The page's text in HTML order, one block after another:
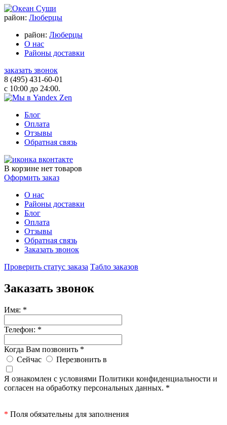
район: Люберцы
район: Люберцы
О нас
Районы доставки
заказать звонок
8 (495) 431-60-01
с 10:00 до 24:00.
Блог
Оплата
Отзывы
Обратная связь
В корзине нет товаров
Оформить заказ
О нас
Районы доставки
Блог
Оплата
Отзывы
Обратная связь
Заказать звонок
Проверить статус заказа Табло заказов
Заказать звонок
Имя: *
Телефон: *
Когда Вам позвонить *
Сейчас
Перезвонить в
Я ознакомлен с условиями Политики конфиденциальности и
согласен на обработку персональных данных. *
* Поля обязательны для заполнения